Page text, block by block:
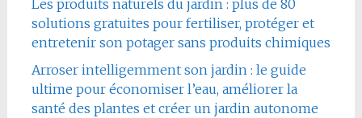
Les produits naturels du jardin : plus de 80
solutions gratuites pour fertiliser, protéger et
entretenir son potager sans produits chimiques
Arroser intelligemment son jardin : le guide
ultime pour économiser l’eau, améliorer la
santé des plantes et créer un jardin autonome